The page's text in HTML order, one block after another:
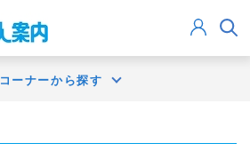
コーナーから探す